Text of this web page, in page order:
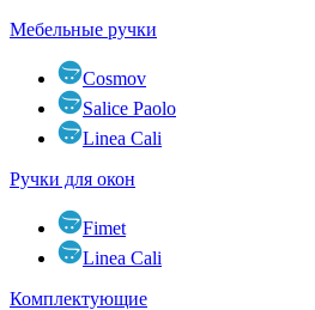
Мебельные ручки
Cosmov
Salice Paolo
Linea Cali
Ручки для окон
Fimet
Linea Cali
Комплектующие